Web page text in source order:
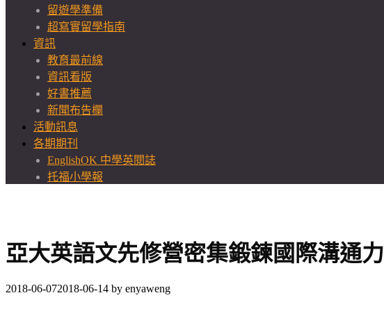
留遊學準備
超寫實留學指南
資訊
教育最前線
資訊看版
好書推薦
新聞布告欄
活動訊息
各期期刊
EnglishOK 中學英閱誌
托福小學報
亞大英語文先修營密集鍛鍊國際溝通力
2018-06-072018-06-14 by enyaweng